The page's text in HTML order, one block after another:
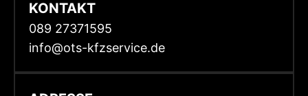
KONTAKT
089 27371595
info@ots-kfzservice.de